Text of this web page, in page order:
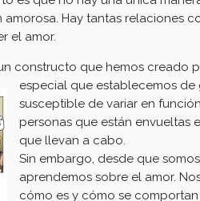
Hay tantas relaciones
el amor.
constructo que hemos creado
especial que establecemos de
susceptible de variar en
personas que están envueltas
que llevan a cabo.
Sin embargo, desde que
aprendemos sobre el amor.
cómo es y cómo se